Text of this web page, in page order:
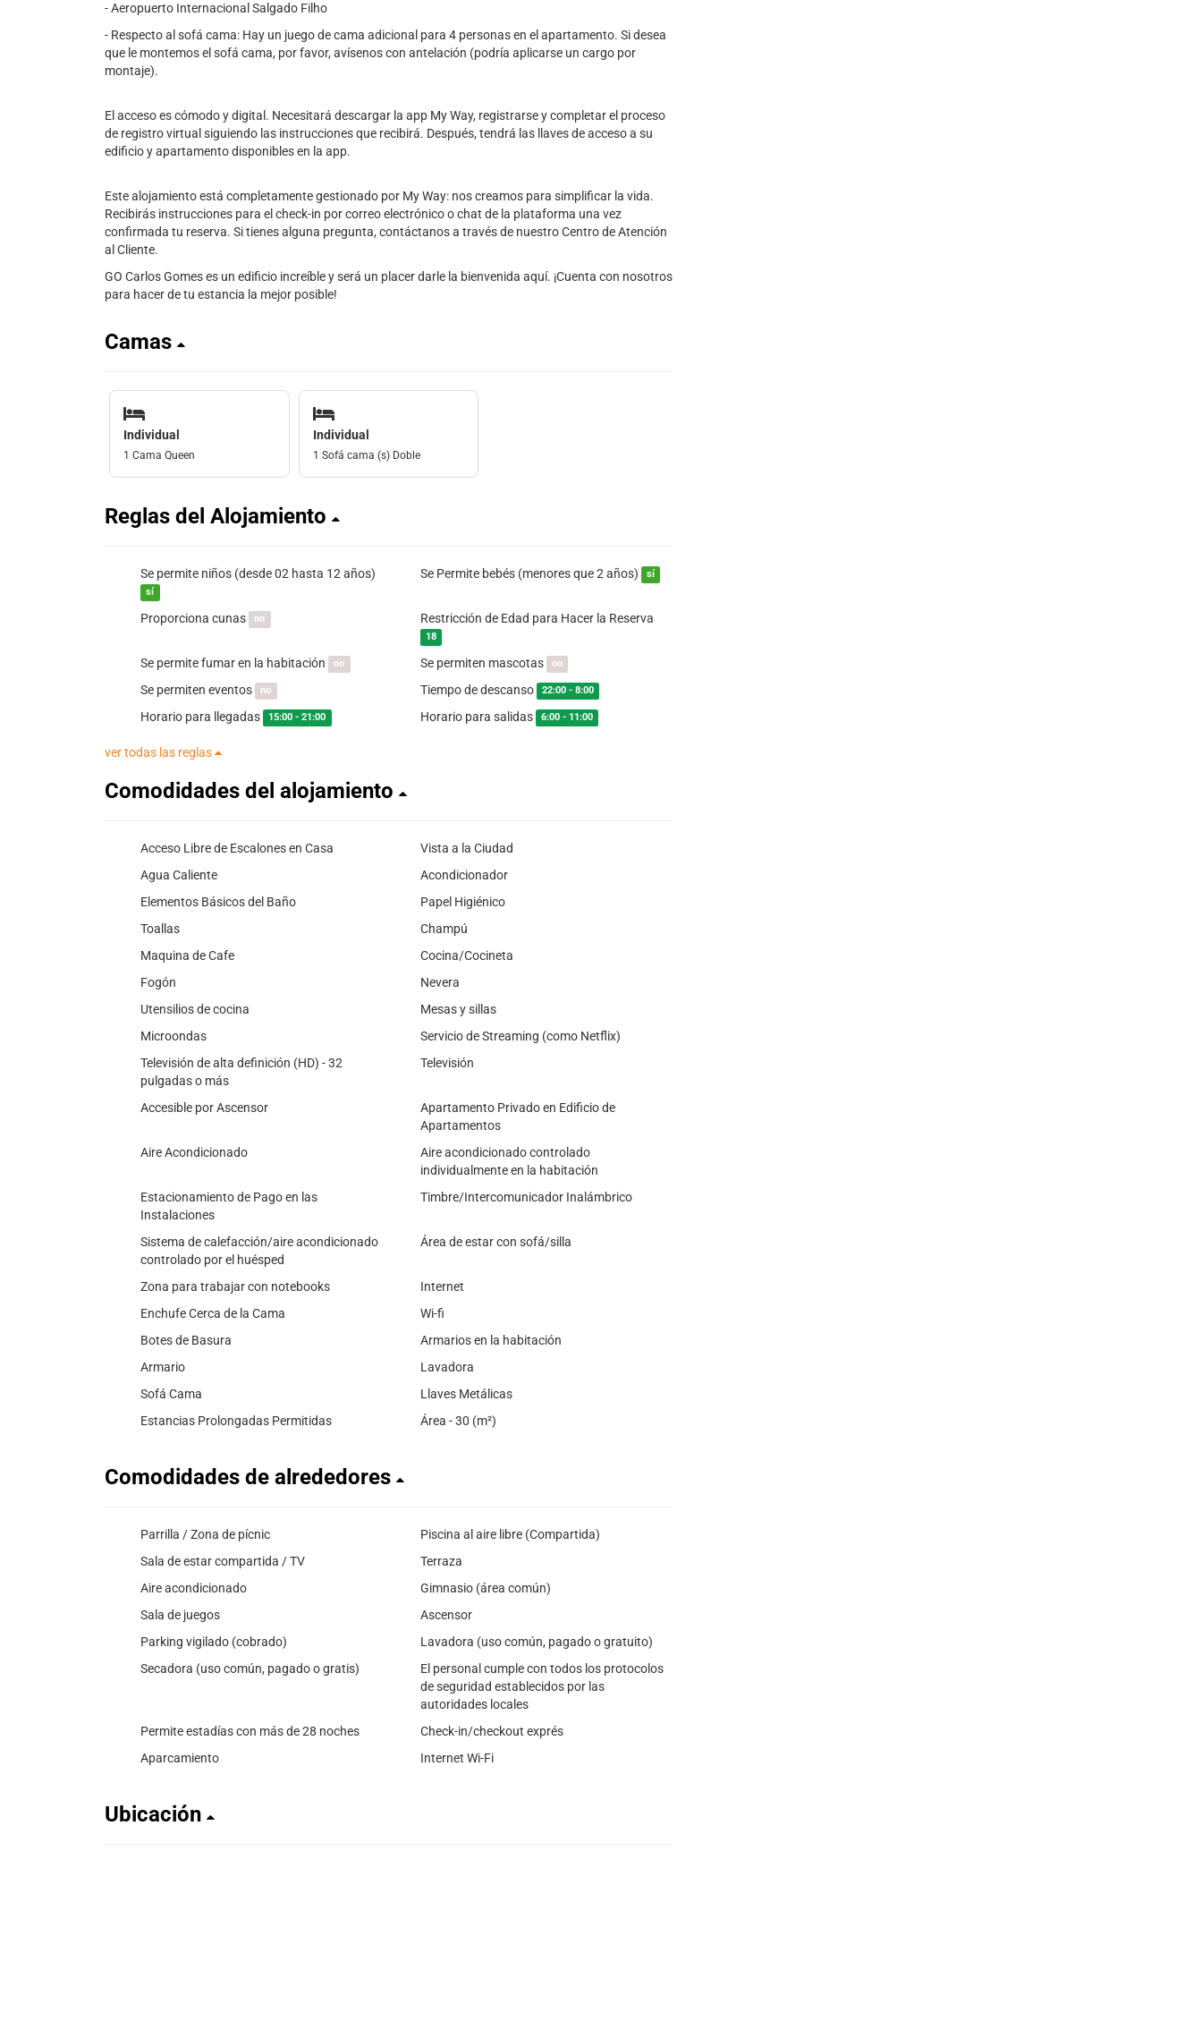
- Aeropuerto Internacional Salgado Filho
- Respecto al sofá cama: Hay un juego de cama adicional para 4 personas en el apartamento. Si desea
que le montemos el sofá cama, por favor, avísenos con antelación (podría aplicarse un cargo por
montaje).
El acceso es cómodo y digital. Necesitará descargar la app My Way, registrarse y completar el proceso
de registro virtual siguiendo las instrucciones que recibirá. Después, tendrá las llaves de acceso a su
edificio y apartamento disponibles en la app.
Este alojamiento está completamente gestionado por My Way: nos creamos para simplificar la vida.
Recibirás instrucciones para el check-in por correo electrónico o chat de la plataforma una vez
confirmada tu reserva. Si tienes alguna pregunta, contáctanos a través de nuestro Centro de Atención
al Cliente.
GO Carlos Gomes es un edificio increíble y será un placer darle la bienvenida aquí. ¡Cuenta con nosotros
para hacer de tu estancia la mejor posible!
Camas
Individual
1 Cama Queen
Individual
1 Sofá cama (s) Doble
Reglas del Alojamiento
Se permite niños (desde 02 hasta 12 años)
sí
Se Permite bebés (menores que 2 años) sí
Proporciona cunas no Restricción de Edad para Hacer la Reserva
18
Se permite fumar en la habitación no Se permiten mascotas no
Se permiten eventos no Tiempo de descanso 22:00 - 8:00
Horario para llegadas 15:00 - 21:00 Horario para salidas 6:00 - 11:00
ver todas las reglas
Comodidades del alojamiento
Acceso Libre de Escalones en Casa
Vista a la Ciudad
Agua Caliente
Acondicionador
Elementos Básicos del Baño
Papel Higiénico
Toallas
Champú
Maquina de Cafe
Cocina/Cocineta
Fogón
Nevera
Utensilios de cocina
Mesas y sillas
Microondas
Servicio de Streaming (como Netflix)
Televisión de alta definición (HD) - 32
pulgadas o más
Televisión
Accesible por Ascensor
Apartamento Privado en Edificio de
Apartamentos
Aire Acondicionado
Aire acondicionado controlado
individualmente en la habitación
Estacionamiento de Pago en las
Instalaciones
Timbre/Intercomunicador Inalámbrico
Sistema de calefacción/aire acondicionado
controlado por el huésped
Área de estar con sofá/silla
Zona para trabajar con notebooks
Internet
Enchufe Cerca de la Cama
Wi-fi
Botes de Basura
Armarios en la habitación
Armario
Lavadora
Sofá Cama
Llaves Metálicas
Estancias Prolongadas Permitidas
Área - 30 (m²)
Comodidades de alrededores
Parrilla / Zona de pícnic
Piscina al aire libre (Compartida)
Sala de estar compartida / TV
Terraza
Aire acondicionado
Gimnasio (área común)
Sala de juegos
Ascensor
Parking vigilado (cobrado)
Lavadora (uso común, pagado o gratuito)
Secadora (uso común, pagado o gratis)
El personal cumple con todos los protocolos
de seguridad establecidos por las
autoridades locales
Permite estadías con más de 28 noches
Check-in/checkout exprés
Aparcamiento
Internet Wi-Fi
Ubicación